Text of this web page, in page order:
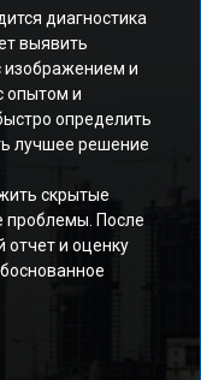
диагностика
выявить
изображением и
опытом и
определить
лучшее решение
скрытые
проблемы. После
отчет и оценку